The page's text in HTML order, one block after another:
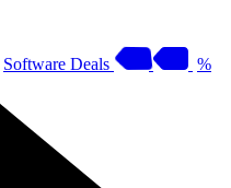
Software Deals %